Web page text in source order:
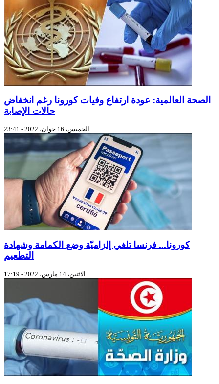
الصحة العالمية: عودة ارتفاع وفيات كورونا رغم انخفاض
حالات الإصابة
الخميس، 16 جوان، 2022 - 23:41
كورونا... فرنسا تلغي إلزاميّة وضع الكمامة وشهادة
التطعيم
الاثنين، 14 مارس، 2022 - 17:19